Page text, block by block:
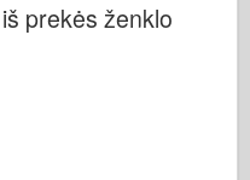
prekės ženklo